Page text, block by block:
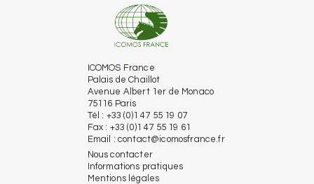
ICOMOS France
Palais de Chaillot
Avenue Albert 1er de Monaco
75116 Paris
Tél : +33 (0)1 47 55 19 07
Fax : +33 (0)1 47 55 19 61
Email : contact@icomosfrance.fr
Nous contacter
Informations pratiques
Mentions légales